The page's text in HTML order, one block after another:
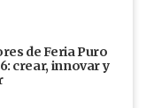
de Feria Puro
crear, innovar y